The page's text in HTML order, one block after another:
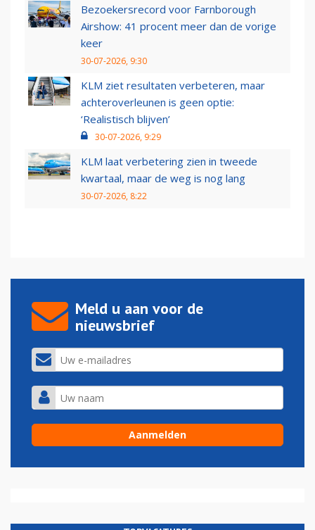
Bezoekersrecord voor Farnborough
Airshow: 41 procent meer dan de vorige
keer
30-07-2026, 9:30
KLM ziet resultaten verbeteren, maar
achteroverleunen is geen optie:
‘Realistisch blijven’
30-07-2026, 9:29
KLM laat verbetering zien in tweede
kwartaal, maar de weg is nog lang
30-07-2026, 8:22
Meld u aan voor de
nieuwsbrief